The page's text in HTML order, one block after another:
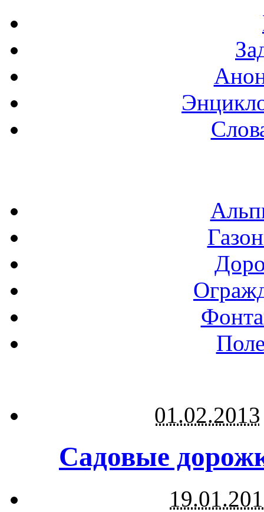
01.02.2013
Садовые